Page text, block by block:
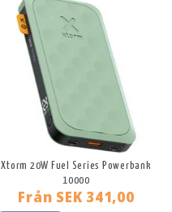
Xtorm 20W Fuel Series Powerbank
10000
Från SEK 341,00